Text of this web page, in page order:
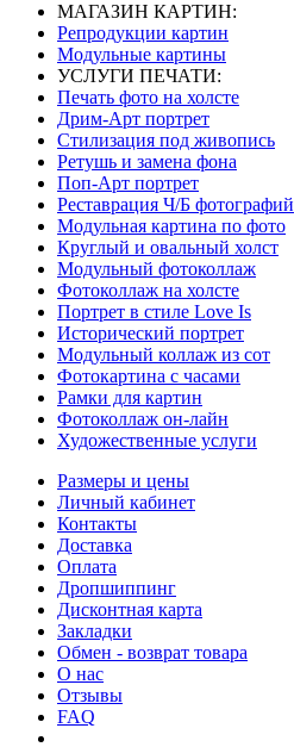
МАГАЗИН КАРТИН:
Репродукции картин
Модульные картины
УСЛУГИ ПЕЧАТИ:
Печать фото на холсте
Дрим-Арт портрет
Стилизация под живопись
Ретушь и замена фона
Поп-Арт портрет
Реставрация Ч/Б фотографий
Модульная картина по фото
Круглый и овальный холст
Модульный фотоколлаж
Фотоколлаж на холсте
Портрет в стиле Love Is
Исторический портрет
Модульный коллаж из сот
Фотокартина с часами
Рамки для картин
Фотоколлаж он-лайн
Художественные услуги
Размеры и цены
Личный кабинет
Контакты
Доставка
Оплата
Дропшиппинг
Дисконтная карта
Закладки
Обмен - возврат товара
О нас
Отзывы
FAQ